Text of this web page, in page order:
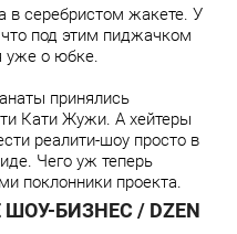
в серебристом жакете. У
под этим пиджачком
уже о юбке.
принялись
Кати Жужи. А хейтеры
реалити-шоу просто в
Чего уж теперь
поклонники проекта.
БИЗНЕС / DZEN